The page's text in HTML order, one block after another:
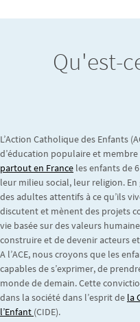
Qu'est-
L’Action Catholique des Enfants
d’éducation populaire et membre
partout en France les enfants de
leur milieu social, leur religion.
des adultes attentifs à ce qu’ils
discutent et mènent des projets
vie basée sur des valeurs
construire et de devenir acteurs
A l’ACE, nous croyons que les
capables de s’exprimer, de
monde de demain. Cette
dans la société dans l’esprit de la
l’Enfant (CIDE).